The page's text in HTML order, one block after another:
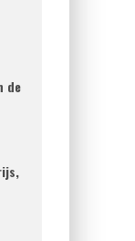
de